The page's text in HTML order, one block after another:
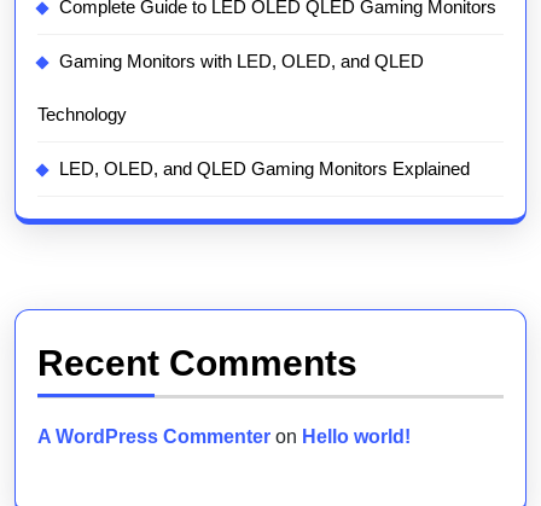
Complete Guide to LED OLED QLED Gaming Monitors
Gaming Monitors with LED, OLED, and QLED
Technology
LED, OLED, and QLED Gaming Monitors Explained
Recent Comments
A WordPress Commenter on Hello world!